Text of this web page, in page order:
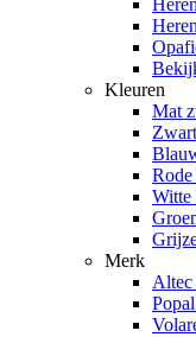
Kleuren
Mat
Rode
Witte
Merk
Altec